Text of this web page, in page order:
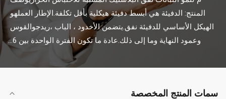
المنتج: الدفيئة هي أبسط دفيئة هيكلية بأقل تكلفة.الإطار العملهو
وعمود النهاية وما إلى ذلك.عادة ما تكون الفترة الواحدة بين 6...
سمات المنتج المخصصة